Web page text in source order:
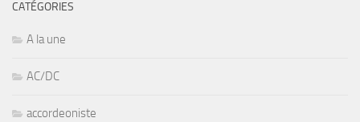
CATÉGORIES
A la une
AC/DC
accordeoniste